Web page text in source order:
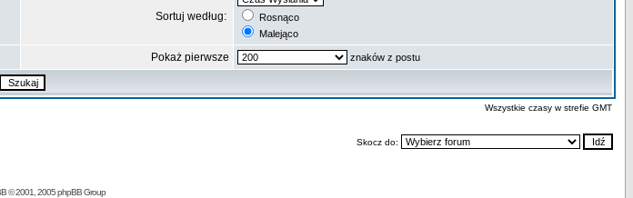
Sortuj według:
Rosnąco
Malejąco
Pokaż pierwsze znaków z postu
Wszystkie czasy w strefie GMT
Skocz do:
© 2001, 2005 phpBB Group